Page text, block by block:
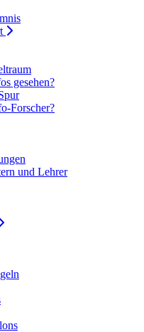
gesehen?
Forscher?
und Lehrer